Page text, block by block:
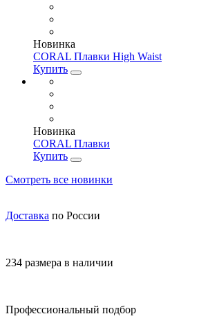
Новинка
CORAL Плавки High Waist
Купить
Новинка
CORAL Плавки
Купить
Смотреть все новинки
Доставка по России
234 размера в наличии
Профессиональный подбор